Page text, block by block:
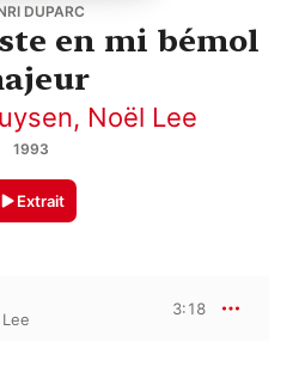
DUPARC
en mi bémol
, Noël Lee
1993
Extrait
3:18